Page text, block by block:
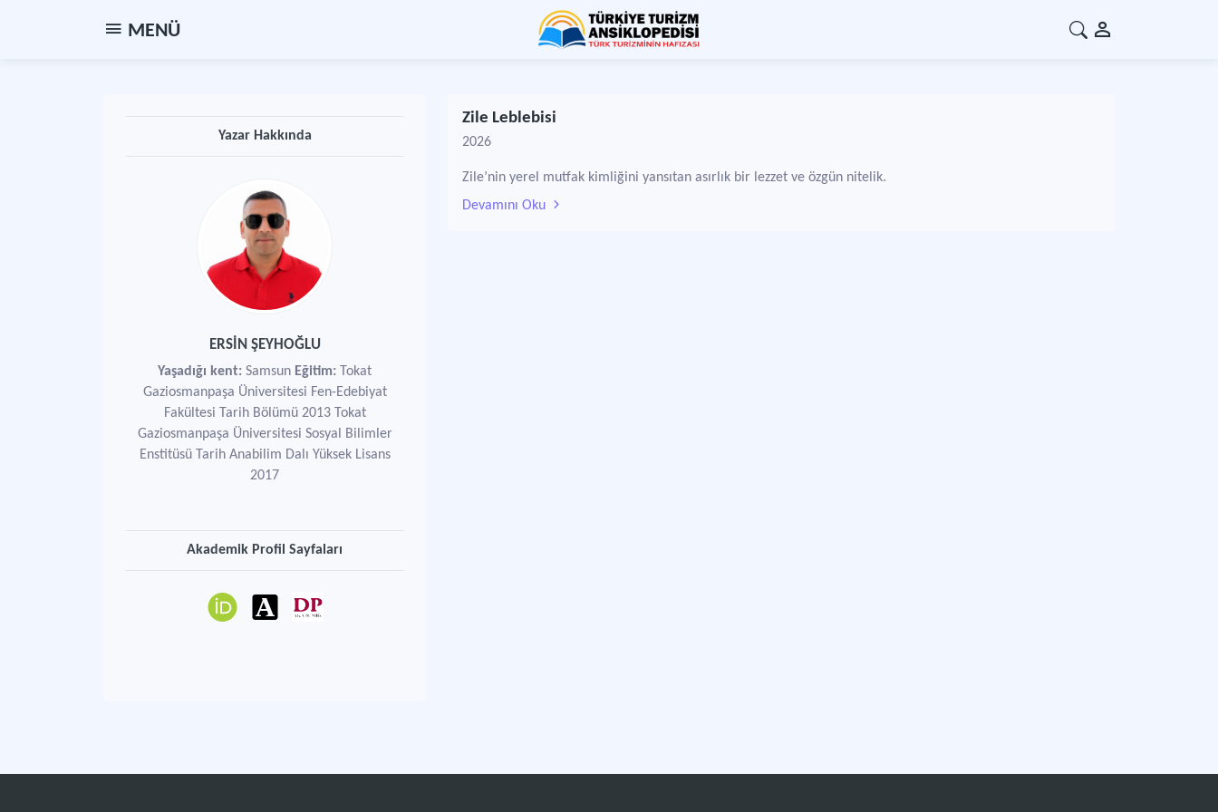
MENÜ
Yazar Hakkında
ERSİN ŞEYHOĞLU
Yaşadığı kent: Samsun Eğitim: Tokat
Gaziosmanpaşa Üniversitesi Fen-Edebiyat
Fakültesi Tarih Bölümü 2013 Tokat
Gaziosmanpaşa Üniversitesi Sosyal Bilimler
Enstitüsü Tarih Anabilim Dalı Yüksek Lisans
2017
Akademik Profil Sayfaları
Zile Leblebisi
2026
Zile’nin yerel mutfak kimliğini yansıtan asırlık bir lezzet ve özgün nitelik.
Devamını Oku